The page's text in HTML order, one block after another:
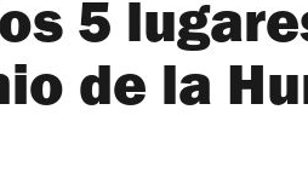
5
de la